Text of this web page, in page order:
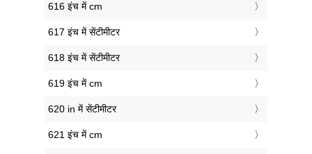
616 इंच में cm
617 इंच में सेंटीमीटर
618 इंच में सेंटीमीटर
619 इंच में cm
620 in में सेंटीमीटर
621 इंच में cm